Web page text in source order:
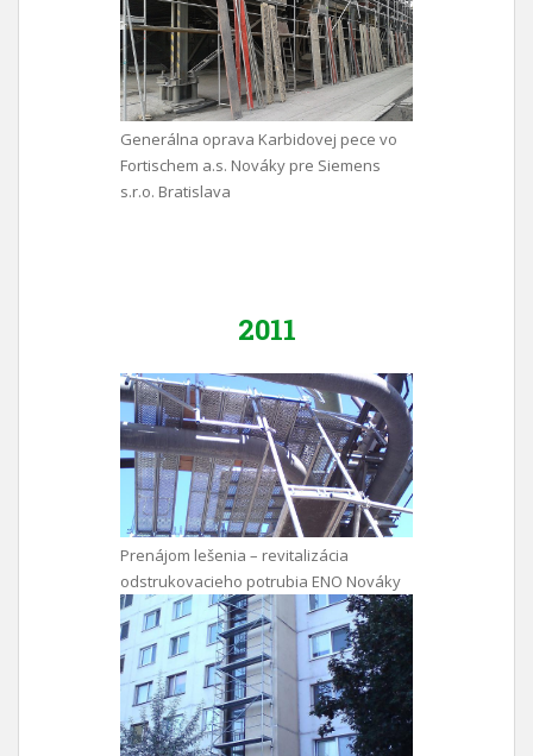
Generálna oprava Karbidovej pece vo
Fortischem a.s. Nováky pre Siemens
s.r.o. Bratislava
2011
Prenájom lešenia – revitalizácia
odstrukovacieho potrubia ENO Nováky